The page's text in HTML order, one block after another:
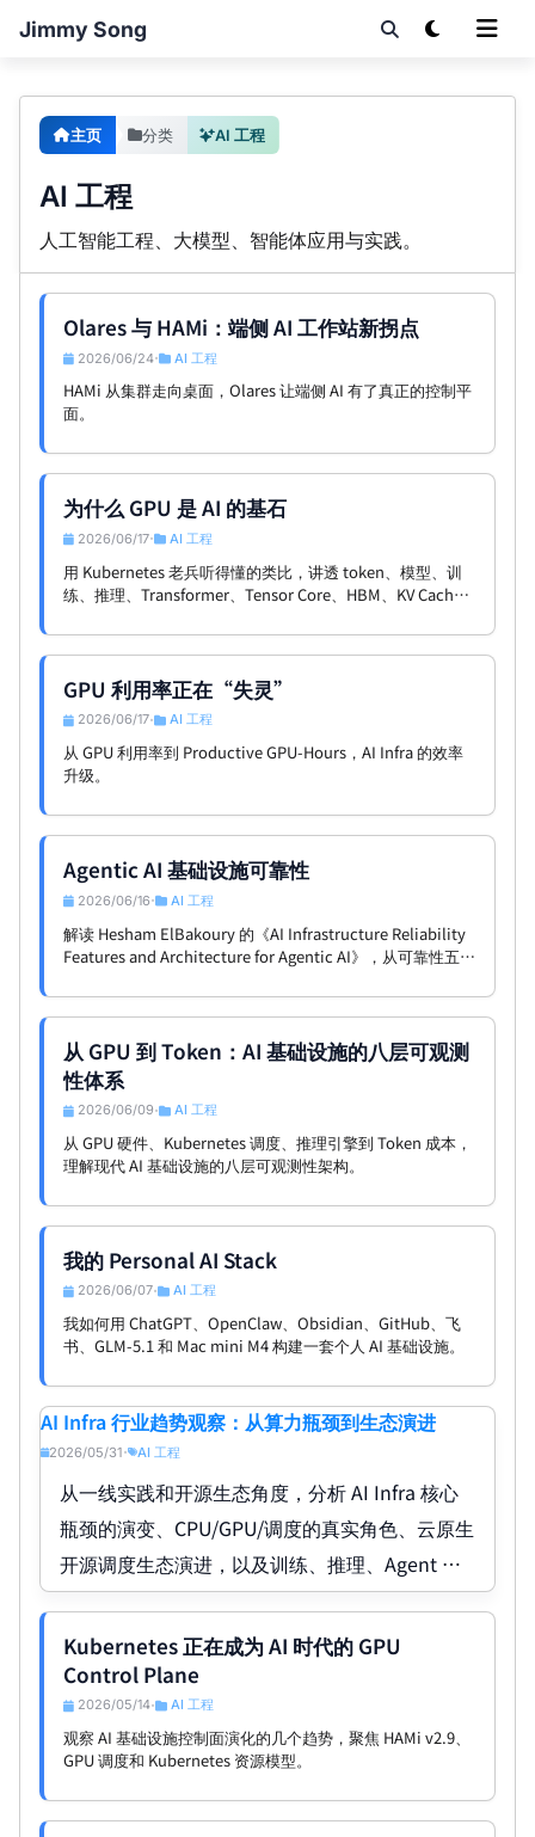
Jimmy Song
主页 分类 AI 工程
AI 工程
人工智能工程、大模型、智能体应用与实践。
Olares 与 HAMi：端侧 AI 工作站新拐点
2026/06/24• AI 工程
HAMi 从集群走向桌面，Olares 让端侧 AI 有了真正的控制平
面。
为什么 GPU 是 AI 的基石
2026/06/17• AI 工程
用 Kubernetes 老兵听得懂的类比，讲透 token、模型、训
练、推理、Transformer、Tensor Core、HBM、KV Cache
GPU 利用率正在“失灵”
2026/06/17• AI 工程
从 GPU 利用率到 Productive GPU-Hours，AI Infra 的效率
升级。
Agentic AI 基础设施可靠性
2026/06/16 • AI 工程
解读 Hesham ElBakoury 的《AI Infrastructure Reliability
Features and Architecture for Agentic AI》，从可靠性五维
基础设施的设计原则，并从 AI Infra 视角给出评价。
从 GPU 到 Token：AI 基础设施的八层可观测
性体系
2026/06/09 • AI 工程
从 GPU 硬件、Kubernetes 调度、推理引擎到 Token 成本，
理解现代 AI 基础设施的八层可观测性架构。
我的 Personal AI Stack
2026/06/07• AI 工程
我如何用 ChatGPT、OpenClaw、Obsidian、GitHub、飞
书、GLM-5.1 和 Mac mini M4 构建一套个人 AI 基础设施。
AI Infra 行业趋势观察：从算力瓶颈到生态演进
2026/05/31 • AI 工程
从一线实践和开源生态角度，分析 AI Infra 核心
瓶颈的演变、CPU/GPU/调度的真实角色、云原生
开源调度生态演进，以及训练、推理、Agent 等
不同场景下的算力需求变化。
Kubernetes 正在成为 AI 时代的 GPU
Control Plane
2026/05/14• AI 工程
观察 AI 基础设施控制面演化的几个趋势，聚焦 HAMi v2.9、
GPU 调度和 Kubernetes 资源模型。